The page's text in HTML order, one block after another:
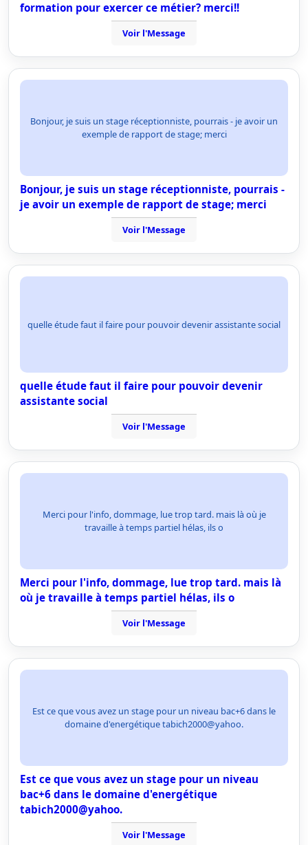
formation pour exercer ce métier? merci!!
Voir l'Message
Bonjour, je suis un stage réceptionniste, pourrais - je avoir un
exemple de rapport de stage; merci
Bonjour, je suis un stage réceptionniste, pourrais -
je avoir un exemple de rapport de stage; merci
Voir l'Message
quelle étude faut il faire pour pouvoir devenir assistante social
quelle étude faut il faire pour pouvoir devenir
assistante social
Voir l'Message
Merci pour l'info, dommage, lue trop tard. mais là où je
travaille à temps partiel hélas, ils o
Merci pour l'info, dommage, lue trop tard. mais là
où je travaille à temps partiel hélas, ils o
Voir l'Message
Est ce que vous avez un stage pour un niveau bac+6 dans le
domaine d'energétique tabich2000@yahoo.
Est ce que vous avez un stage pour un niveau
bac+6 dans le domaine d'energétique
tabich2000@yahoo.
Voir l'Message